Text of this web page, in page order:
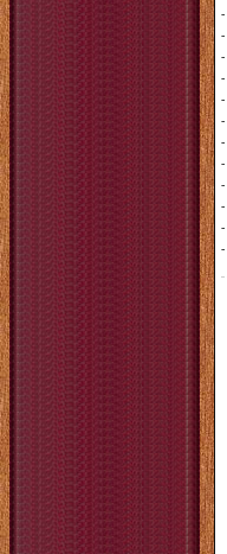
-
-
-
-
-
-
-
-
-
-
-
-